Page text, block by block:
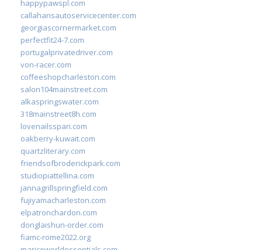
happypawspl.com
callahansautoservicecenter.com
georgiascornermarket.com
perfectfit24-7.com
portugalprivatedriver.com
von-racer.com
coffeeshopcharleston.com
salon104mainstreet.com
alkaspringswater.com
318mainstreet8h.com
lovenailsspari.com
oakberry-kuwait.com
quartzliterary.com
friendsofbroderickpark.com
studiopiattellina.com
jannagrillspringfield.com
fujiyamacharleston.com
elpatronchardon.com
donglaishun-order.com
fiamc-rome2022.org